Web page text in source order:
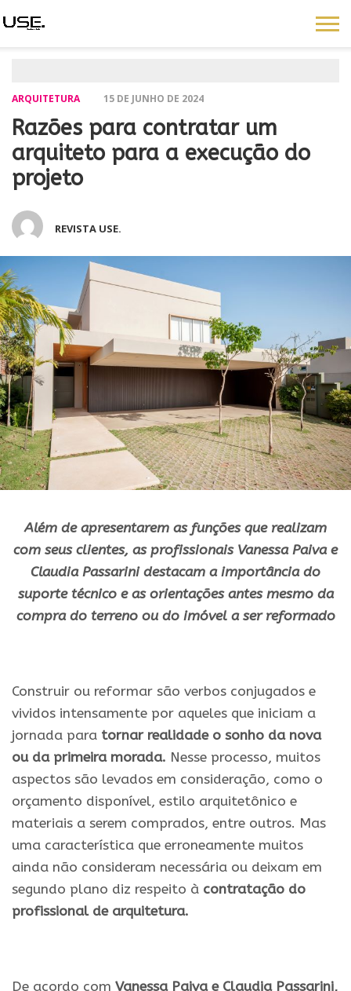
ARQUITETURA 15 DE JUNHO DE 2024
Razões para contratar um
arquiteto para a execução do
projeto
REVISTA USE.
Além de apresentarem as funções que realizam
com seus clientes, as profissionais Vanessa Paiva e
Claudia Passarini destacam a importância do
suporte técnico e as orientações antes mesmo da
compra do terreno ou do imóvel a ser reformado
Construir ou reformar são verbos conjugados e
vividos intensamente por aqueles que iniciam a
jornada para tornar realidade o sonho da nova
ou da primeira morada. Nesse processo, muitos
aspectos são levados em consideração, como o
orçamento disponível, estilo arquitetônico e
materiais a serem comprados, entre outros. Mas
uma característica que erroneamente muitos
ainda não consideram necessária ou deixam em
segundo plano diz respeito à contratação do
profissional de arquitetura.
De acordo com Vanessa Paiva e Claudia Passarini,